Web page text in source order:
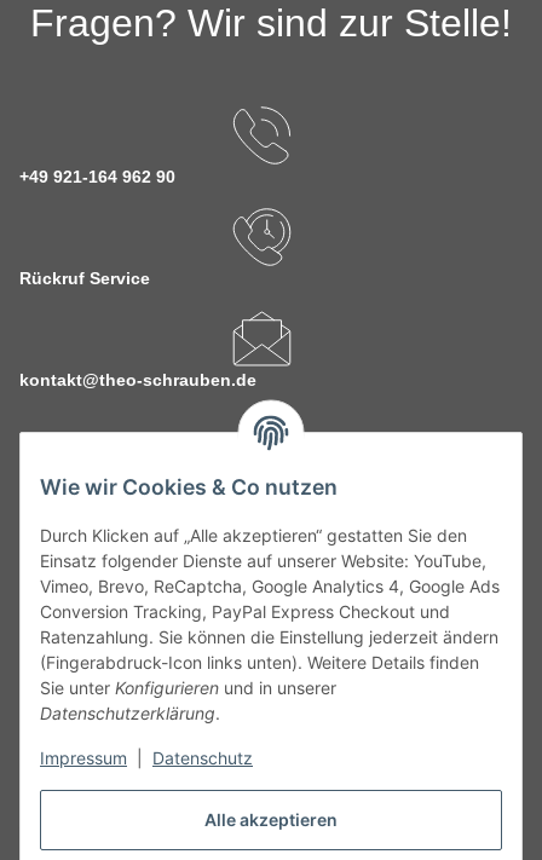
Alle akzeptieren
Wie wir Cookies & Co nutzen
Durch Klicken auf „Alle akzeptieren“ gestatten Sie den
Einsatz folgender Dienste auf unserer Website: YouTube,
Vimeo, Brevo, ReCaptcha, Google Analytics 4, Google Ads
Conversion Tracking, PayPal Express Checkout und
Ratenzahlung. Sie können die Einstellung jederzeit ändern
(Fingerabdruck-Icon links unten). Weitere Details finden
Sie unter Konfigurieren und in unserer
Datenschutzerklärung.
Impressum Datenschutz
Fragen? Wir sind zur Stelle!
+49 921-164 962 90
Rückruf Service
kontakt@theo-schrauben.de
Service
Gesetzliche Informationen
Alle technischen Angaben ohne Gewähr. Irrtümer und fehlerhafte
Angaben vorbehalten. Wenn Sie Datenblätter oder spezielle
unseren Kundenservice. Abbildungen der Artikel können
Vertrag widerrufen